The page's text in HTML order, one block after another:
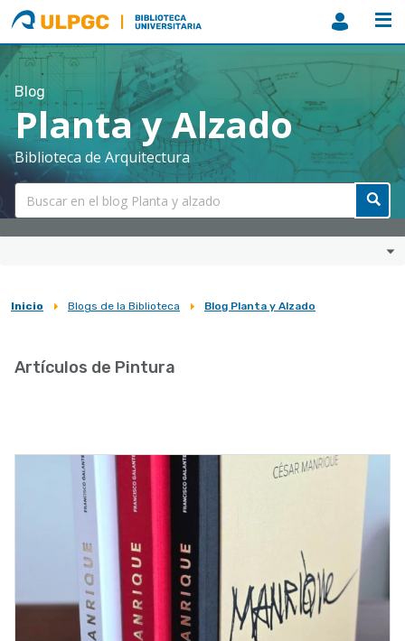
ULPGC
Biblioteca
ULPGC
Blog
Planta y Alzado
Biblioteca de Arquitectura
Sobrescribir
de
la
navegación
Inicio Blogs de la Biblioteca Blog Planta y Alzado
Artículos de Pintura